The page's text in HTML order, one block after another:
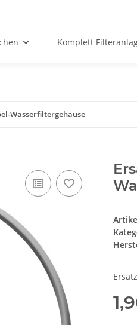
Komplett
Wasserfiltergehäuse